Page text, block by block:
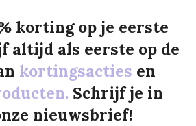
korting op je eerste
altijd als eerste op de
kortingsacties en
Schrijf je in
nieuwsbrief!